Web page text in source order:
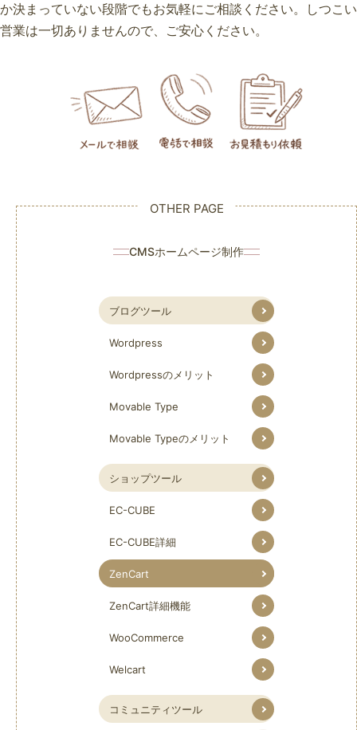
か決まっていない段階でもお気軽にご相談ください。しつこい
営業は一切ありませんので、ご安心ください。
CMSホームページ制作
ブログツール
Wordpress
Wordpressのメリット
Movable Type
Movable Typeのメリット
ショップツール
EC-CUBE
EC-CUBE詳細
ZenCart
ZenCart詳細機能
WooCommerce
Welcart
コミュニティツール